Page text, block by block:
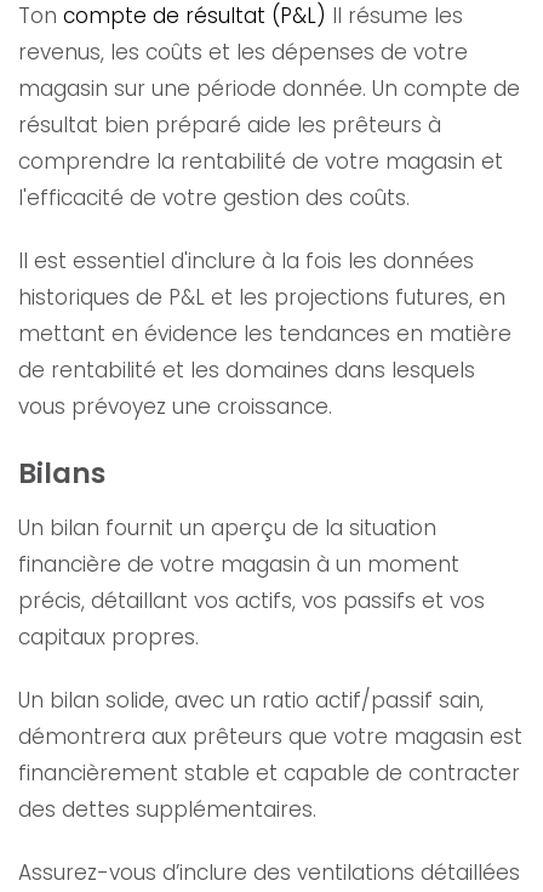
Ton compte de résultat (P&L) Il résume les
revenus, les coûts et les dépenses de votre
magasin sur une période donnée. Un compte de
résultat bien préparé aide les prêteurs à
comprendre la rentabilité de votre magasin et
l'efficacité de votre gestion des coûts.
Il est essentiel d'inclure à la fois les données
historiques de P&L et les projections futures, en
mettant en évidence les tendances en matière
de rentabilité et les domaines dans lesquels
vous prévoyez une croissance.
Bilans
Un bilan fournit un aperçu de la situation
financière de votre magasin à un moment
précis, détaillant vos actifs, vos passifs et vos
capitaux propres.
Un bilan solide, avec un ratio actif/passif sain,
démontrera aux prêteurs que votre magasin est
financièrement stable et capable de contracter
des dettes supplémentaires.
Assurez-vous d’inclure des ventilations détaillées